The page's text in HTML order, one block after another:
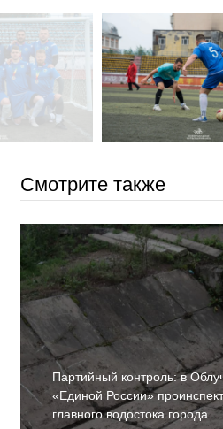
Смотрите также
Партийный контроль: в
«Единой России»
главного водостока города